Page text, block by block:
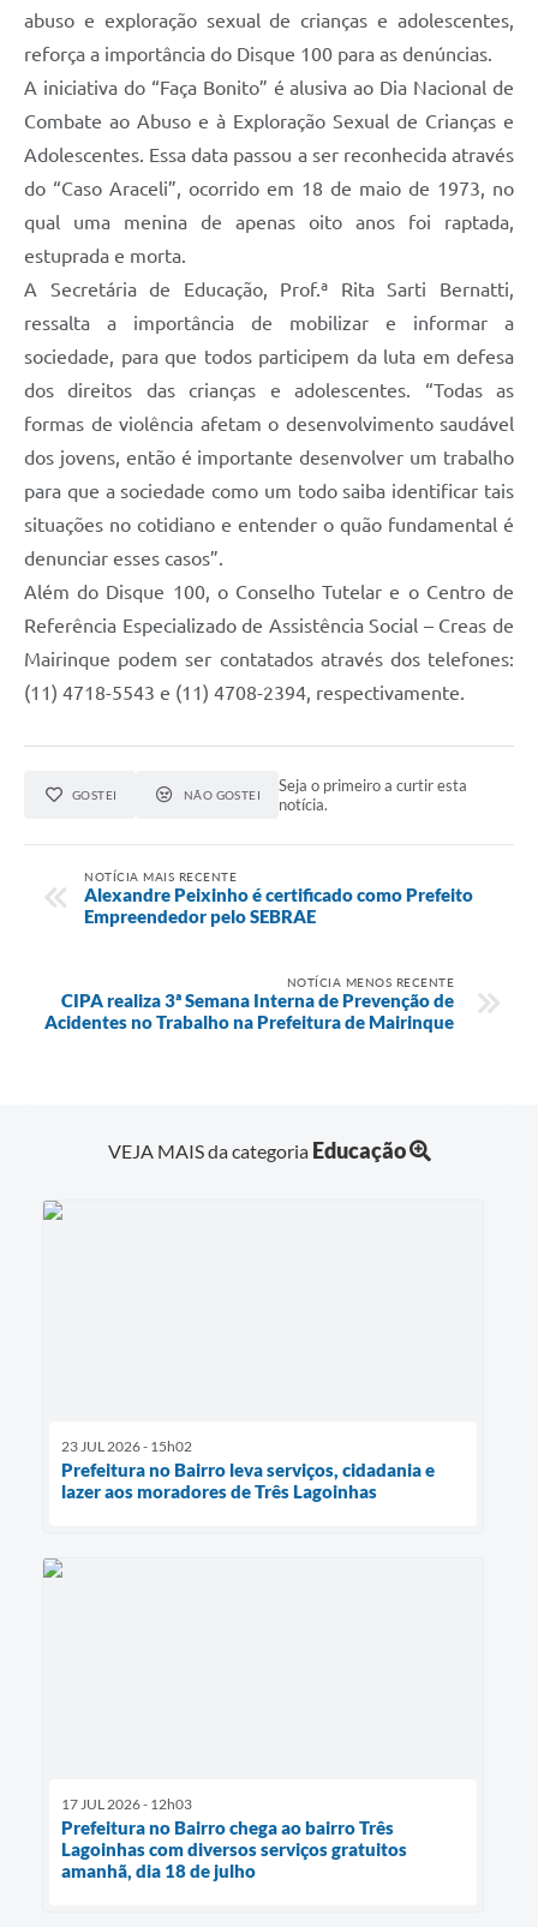
abuso e exploração sexual de crianças e adolescentes,
reforça a importância do Disque 100 para as denúncias.
A iniciativa do “Faça Bonito” é alusiva ao Dia Nacional de
Combate ao Abuso e à Exploração Sexual de Crianças e
Adolescentes. Essa data passou a ser reconhecida através
do “Caso Araceli”, ocorrido em 18 de maio de 1973, no
qual uma menina de apenas oito anos foi raptada,
estuprada e morta.
A Secretária de Educação, Prof.ª Rita Sarti Bernatti,
ressalta a importância de mobilizar e informar a
sociedade, para que todos participem da luta em defesa
dos direitos das crianças e adolescentes. “Todas as
formas de violência afetam o desenvolvimento saudável
dos jovens, então é importante desenvolver um trabalho
para que a sociedade como um todo saiba identificar tais
situações no cotidiano e entender o quão fundamental é
denunciar esses casos”.
Além do Disque 100, o Conselho Tutelar e o Centro de
Referência Especializado de Assistência Social – Creas de
Mairinque podem ser contatados através dos telefones:
(11) 4718-5543 e (11) 4708-2394, respectivamente.
GOSTEI NÃO GOSTEI
Seja o primeiro a curtir esta
notícia.
NOTÍCIA MAIS RECENTE
Alexandre Peixinho é certificado como Prefeito
Empreendedor pelo SEBRAE
NOTÍCIA MENOS RECENTE
CIPA realiza 3ª Semana Interna de Prevenção de
Acidentes no Trabalho na Prefeitura de Mairinque
VEJA MAIS da categoria Educação
23 JUL 2026 - 15h02
Prefeitura no Bairro leva serviços, cidadania e
lazer aos moradores de Três Lagoinhas
17 JUL 2026 - 12h03
Prefeitura no Bairro chega ao bairro Três
Lagoinhas com diversos serviços gratuitos
amanhã, dia 18 de julho